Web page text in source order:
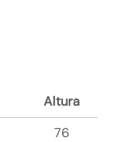
Altura
76